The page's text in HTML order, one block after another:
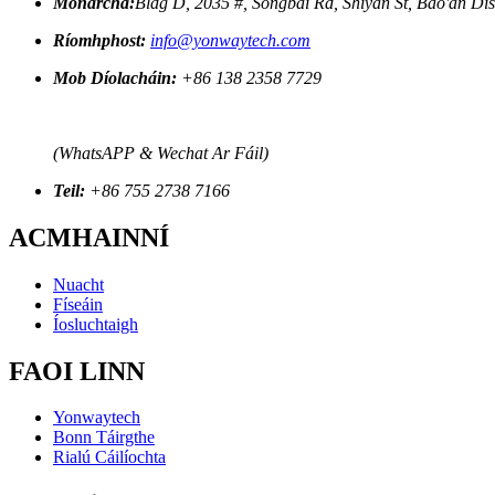
Ríomhphost: info@yonwaytech.com
Mob Díolacháin: +86 138 2358 7729
(WhatsAPP & Wechat Ar Fáil)
Teil: +86 755 2738 7166
ACMHAINNÍ
Nuacht
Físeáin
Íosluchtaigh
FAOI LINN
Yonwaytech
Bonn Táirgthe
Rialú Cáilíochta